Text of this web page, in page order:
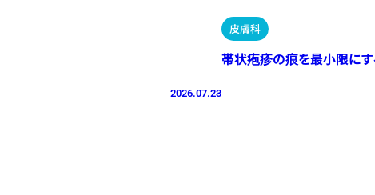
2026.07.23
皮膚科
帯状疱疹の痕を最小限にす